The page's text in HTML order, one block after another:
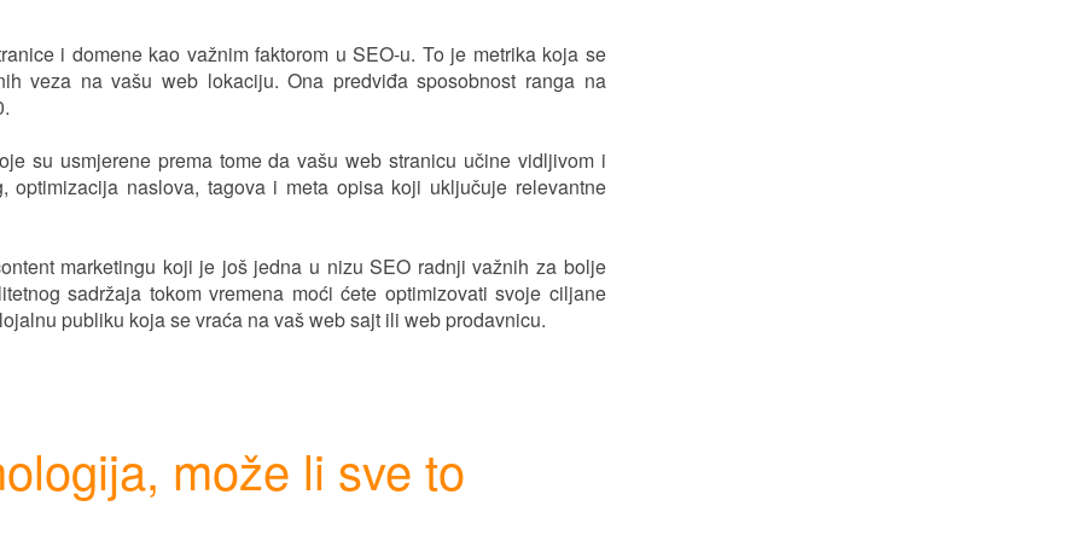
i domene kao važnim faktorom u SEO-u. To je metrika koja se
veza na vašu web lokaciju. Ona predviđa sposobnost ranga na
su usmjerene prema tome da vašu web stranicu učine vidljivom i
optimizacija naslova, tagova i meta opisa koji uključuje relevantne
marketingu koji je još jedna u nizu SEO radnji važnih za bolje
sadržaja tokom vremena moći ćete optimizovati svoje ciljane
publiku koja se vraća na vaš web sajt ili web prodavnicu.
može li sve to